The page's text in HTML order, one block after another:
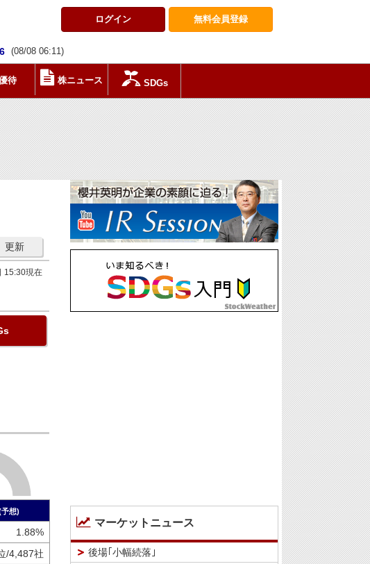
無料会員登録
ログイン
(08/08 06:11)
待 株ニュース SDGs
更新
15:30現在
予想)
1.88%
/4,487社
マーケットニュース
後場｢小幅続落｣